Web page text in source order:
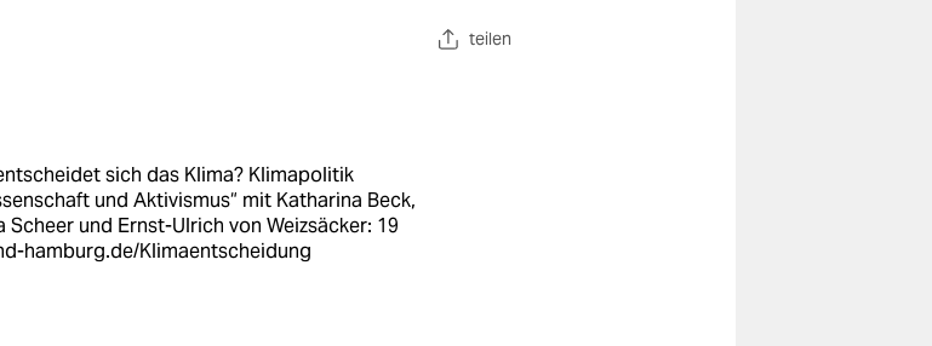
teilen
sich das Klima? Klimapolitik
und Aktivismus“ mit Katharina Beck,
Scheer und Ernst-Ulrich von Weizsäcker: 19
hamburg.de/Klimaentscheidung